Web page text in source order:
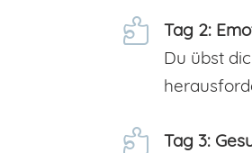

Tag 2:
Du übst

Tag 3: